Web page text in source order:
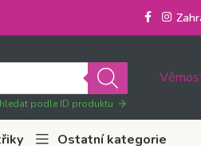
podle ID produktu
Ostatní kategorie